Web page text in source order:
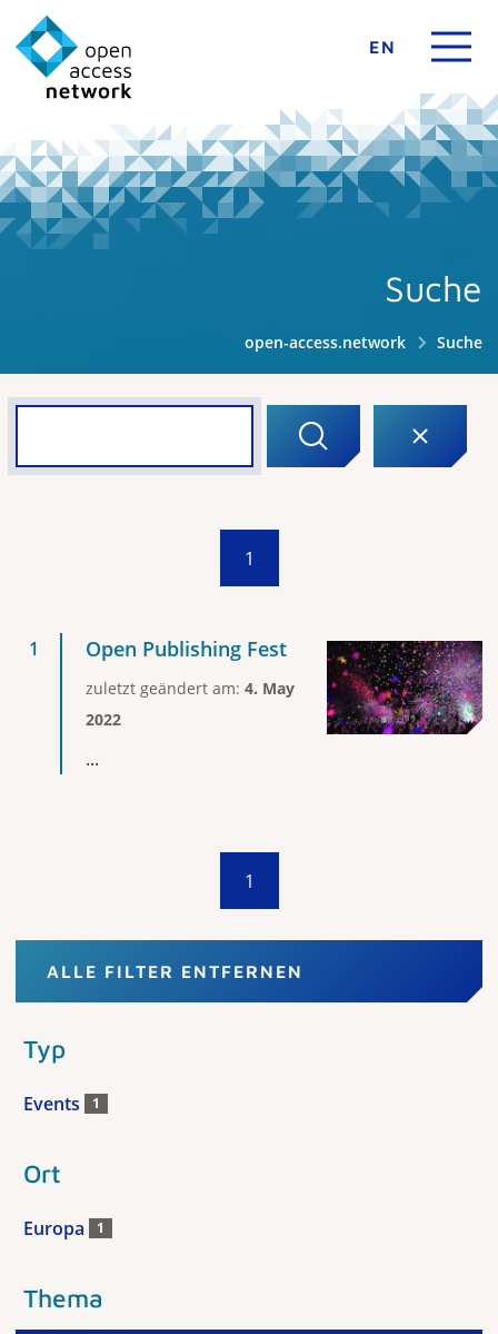
EN
Suche
open-access.network Suche
1
Open Publishing Fest
zuletzt geändert am: 4. May
2022
...
1
ALLE FILTER ENTFERNEN
Typ
Events 1
Ort
Europa 1
Thema